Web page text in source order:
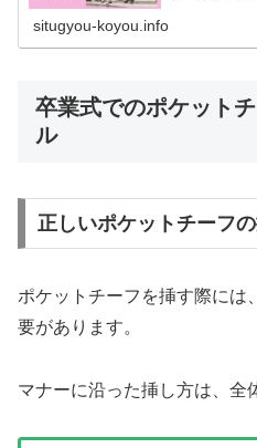
situgyou-koyou.info
卒業式でのポケット
ル
正しいポケットチーフ
ポケットチーフを挿す際には
要があります。
マナーに沿った挿し方は、全